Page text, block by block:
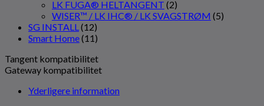
LK FUGA® HELTANGENT (2)
WISER™ / LK IHC® / LK SVAGSTRØM (5)
SG INSTALL(12)
Smart Home(11)
Tangent kompatibilitet
Gateway kompatibilitet
Yderligere information